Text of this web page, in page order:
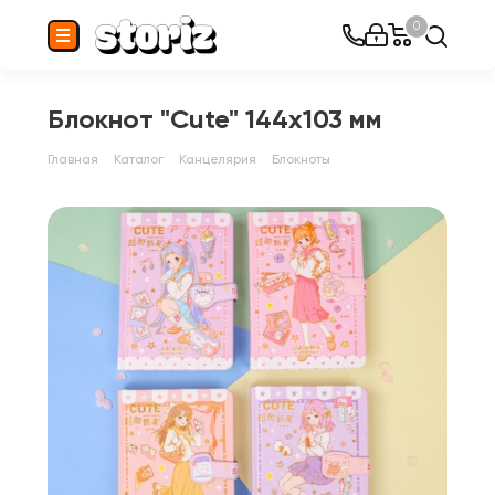
0
Блокнот "Cute" 144x103 мм
Главная Каталог Канцелярия Блокноты